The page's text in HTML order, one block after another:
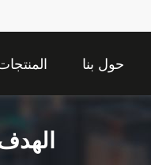
حول بنا